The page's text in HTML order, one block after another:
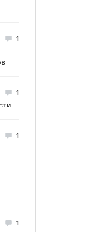
1
1
1
1